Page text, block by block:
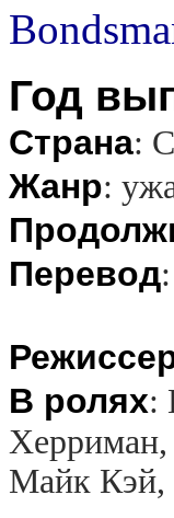
Год
Страна:
Жанр:
Перевод:
В ролях:
Майк Кэй,